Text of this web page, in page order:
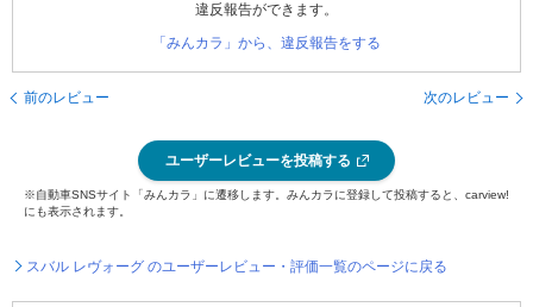
違反報告ができます。
「みんカラ」から、違反報告をする
前のレビュー 次のレビュー
ユーザーレビューを投稿する
※自動車SNSサイト「みんカラ」に遷移します。みんカラに登録して投稿すると、carview!
にも表示されます。
スバル レヴォーグ のユーザーレビュー・評価一覧のページに戻る